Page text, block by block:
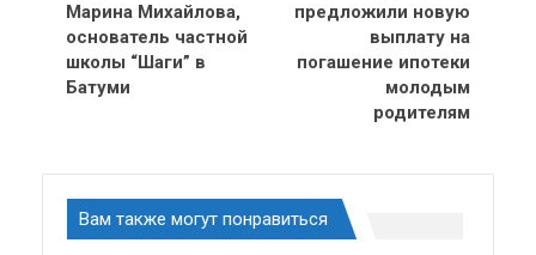
Марина Михайлова,
основатель частной
школы “Шаги” в
Батуми
предложили новую
выплату на
погашение ипотеки
молодым
родителям
Вам также могут понравиться